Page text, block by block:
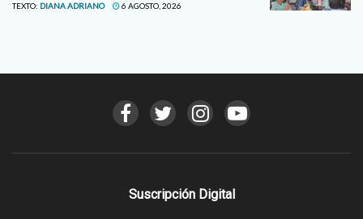
TEXTO: DIANA ADRIANO 6 AGOSTO, 2026
Suscripción Digital